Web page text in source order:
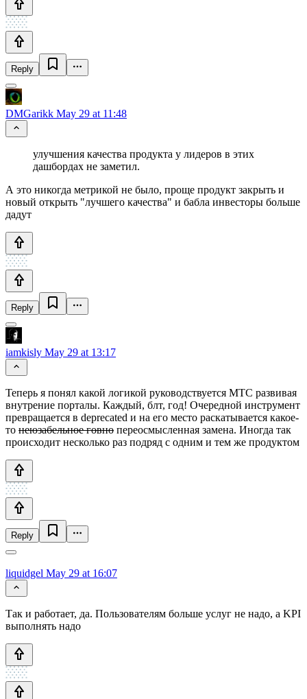
Reply
DMGarikk May 29 at 11:48
улучшения качества продукта у лидеров в этих
дашбордах не заметил.
А это никогда метрикой не было, проще продукт закрыть и
новый открыть "лучшего качества" и бабла инвесторы больше
дадут
Reply
iamkisly May 29 at 13:17
Теперь я понял какой логикой руководствуется МТС развивая
внутрение порталы. Каждый, блт, год! Очередной инструмент
превращается в deprecated и на его место раскатывается какое-
то неюзабельное говно переосмысленная замена. Иногда так
происходит несколько раз подряд с одним и тем же продуктом
Reply
liquidgel May 29 at 16:07
Так и работает, да. Пользователям больше услуг не надо, а KPI
выполнять надо